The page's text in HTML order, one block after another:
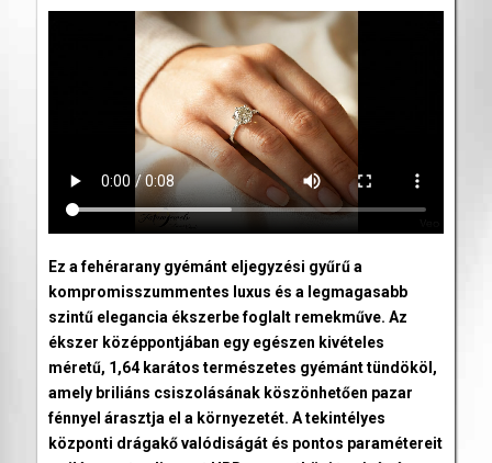
Ez a fehérarany gyémánt eljegyzési gyűrű a
kompromisszummentes luxus és a legmagasabb
szintű elegancia ékszerbe foglalt remekműve. Az
ékszer középpontjában egy egészen kivételes
méretű, 1,64 karátos természetes gyémánt tündököl,
amely briliáns csiszolásának köszönhetően pazar
fénnyel árasztja el a környezetét. A tekintélyes
központi drágakő valódiságát és pontos paramétereit